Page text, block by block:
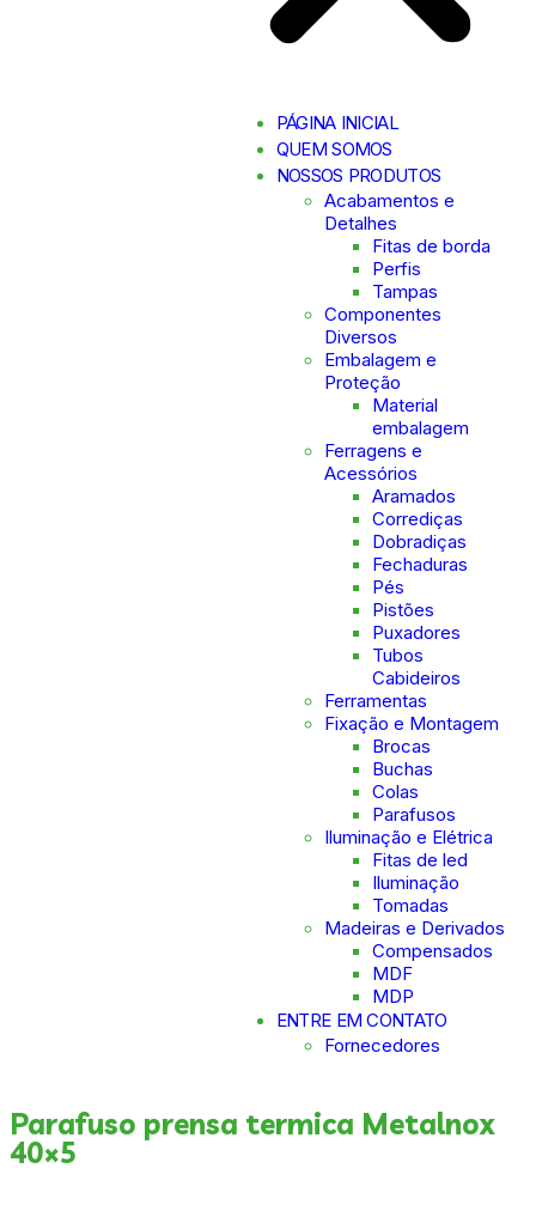
PÁGINA INICIAL
QUEM SOMOS
NOSSOS PRODUTOS
Acabamentos e
Detalhes
Fitas de borda
Perfis
Tampas
Componentes
Diversos
Embalagem e
Proteção
Material
embalagem
Ferragens e
Acessórios
Aramados
Corrediças
Dobradiças
Fechaduras
Pés
Pistões
Puxadores
Tubos
Cabideiros
Ferramentas
Fixação e Montagem
Brocas
Buchas
Colas
Parafusos
Iluminação e Elétrica
Fitas de led
Iluminação
Tomadas
Madeiras e Derivados
Compensados
MDF
MDP
ENTRE EM CONTATO
Fornecedores
Parafuso prensa termica Metalnox
40×5